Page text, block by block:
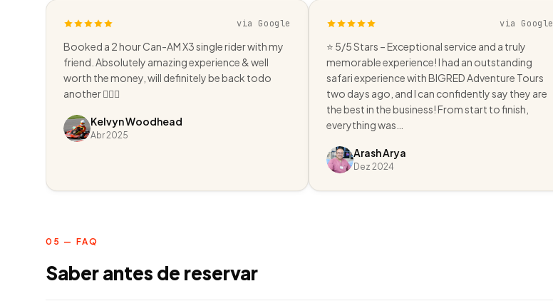
via Google
Booked a 2 hour Can-AM X3 single rider with my
friend. Absolutely amazing experience & well
worth the money, will definitely be back todo
another 👌🏻😎
Kelvyn Woodhead
Abr 2025
via Google
⭐ 5/5 Stars – Exceptional service and a truly
memorable experience! I had an outstanding
safari experience with BIGRED Adventure Tours
two days ago, and I can confidently say they are
the best in the business! From start to finish,
everything was…
Arash Arya
Dez 2024
05 — FAQ
Saber antes de reservar